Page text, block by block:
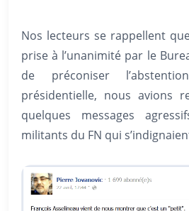
Nos lecteurs se rappellent
prise à l’unanimité par le
de préconiser
présidentielle, nous avions
quelques messages
militants du FN qui